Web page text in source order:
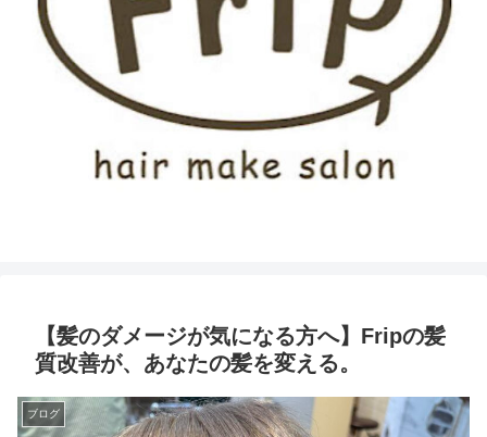
【髪のダメージが気になる方へ】Fripの髪
質改善が、あなたの髪を変える。
ブログ